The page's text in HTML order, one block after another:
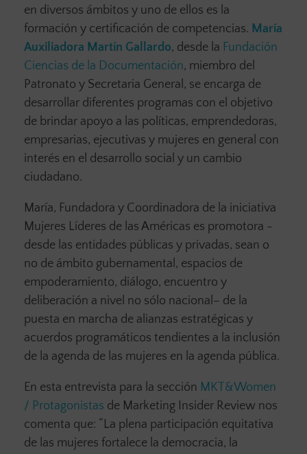
en diversos ámbitos y uno de ellos es la
formación y certificación de competencias. María
Auxiliadora Martín Gallardo, desde la Fundación
Ciencias de la Documentación, miembro del
Patronato y Secretaria General, se encarga de
desarrollar diferentes programas con el objetivo
de brindar apoyo a las políticas, emprendedoras,
empresarias, ejecutivas y mujeres en general con
interés en el desarrollo social y un cambio
ciudadano.
María, Fundadora y Coordinadora de la iniciativa
Mujeres Líderes de las Américas es promotora -
desde las entidades públicas y privadas, sean o
no de ámbito gubernamental, espacios de
empoderamiento, diálogo, encuentro y
deliberación a nivel no sólo nacional– de la
puesta en marcha de alianzas estratégicas y
acuerdos programáticos tendientes a la inclusión
de la agenda de las mujeres en la agenda pública.
En esta entrevista para la sección MKT&Women
/ Protagonistas de Marketing Insider Review nos
comenta que: “La plena participación equitativa
de las mujeres fortalece la democracia, la